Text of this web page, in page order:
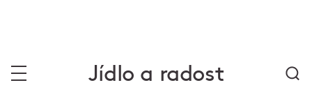
Jídlo a radost